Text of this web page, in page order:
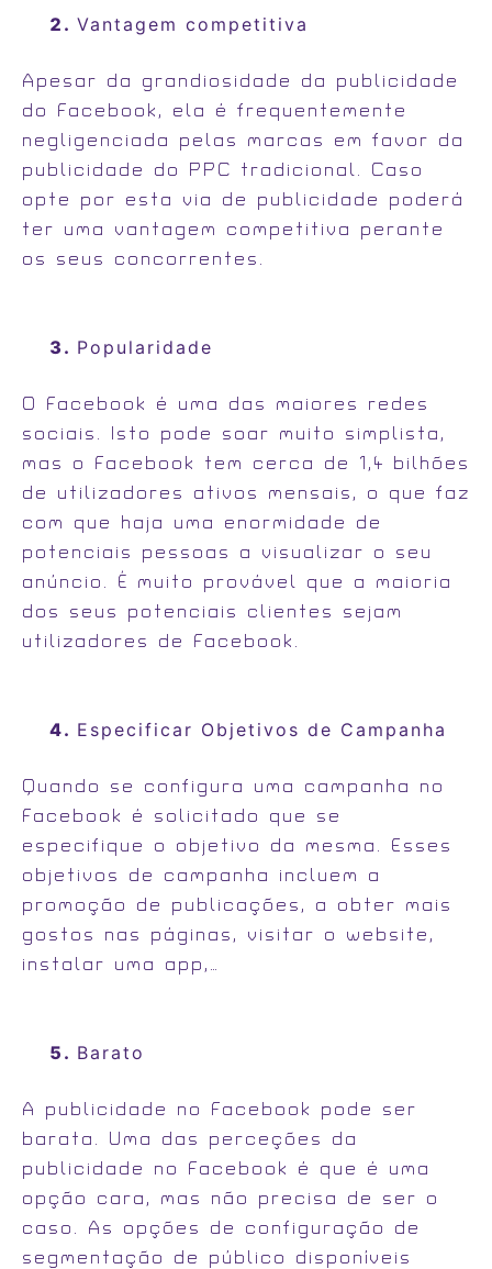
Vantagem competitiva
Apesar da grandiosidade da publicidade
do Facebook, ela é frequentemente
negligenciada pelas marcas em favor da
publicidade do PPC tradicional. Caso
opte por esta via de publicidade poderá
ter uma vantagem competitiva perante
os seus concorrentes.
Popularidade
O Facebook é uma das maiores redes
sociais. Isto pode soar muito simplista,
mas o Facebook tem cerca de 1,4 bilhões
de utilizadores ativos mensais, o que faz
com que haja uma enormidade de
potenciais pessoas a visualizar o seu
anúncio. É muito provável que a maioria
dos seus potenciais clientes sejam
utilizadores de Facebook.
Especificar Objetivos de Campanha
Quando se configura uma campanha no
Facebook é solicitado que se
especifique o objetivo da mesma. Esses
objetivos de campanha incluem a
promoção de publicações, a obter mais
gostos nas páginas, visitar o website,
instalar uma app,…
Barato
A publicidade no Facebook pode ser
barata. Uma das perceções da
publicidade no Facebook é que é uma
opção cara, mas não precisa de ser o
caso. As opções de configuração de
segmentação de público disponíveis